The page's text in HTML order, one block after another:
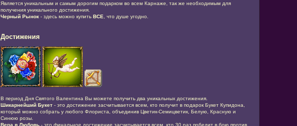
Является уникальным и самым дорогим подарком во всем Карнаже, так же необходимым для
получения уникального достижения.
Черный Рынок- здесь можно купить ВСЕ , что душе угодно.
Достижения
В период Дня Святого Валентина Вы можете получить два уникальных достижения.
Шикарнейший Букет- это достижение засчитывается всем, кто получит в подарок Букет Купидона,
который можно собрать у любого Флориста, объединив Цветик-Семицветик, Белую, Красную и
Синюю розы.
Вера в Любовь- это финальное достижение засчитывается всем, кто 30 раз победит в бою против